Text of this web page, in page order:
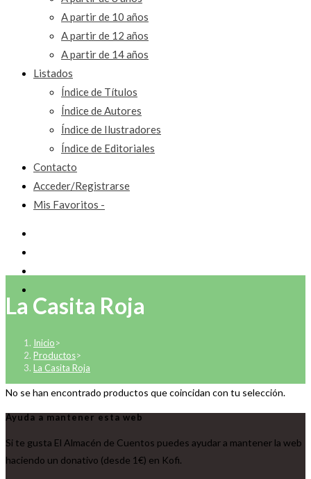
A partir de 10 años
A partir de 12 años
A partir de 14 años
Listados
Índice de Títulos
Índice de Autores
Índice de Ilustradores
Índice de Editoriales
Contacto
Acceder/Registrarse
Mis Favoritos -
La Casita Roja
Inicio>
Productos>
La Casita Roja
No se han encontrado productos que coincidan con tu selección.
Ayuda a mantener esta web
Si te gusta El Almacén de Cuentos puedes ayudar a mantener la web
haciendo un donativo (desde 1€) en Kofi.